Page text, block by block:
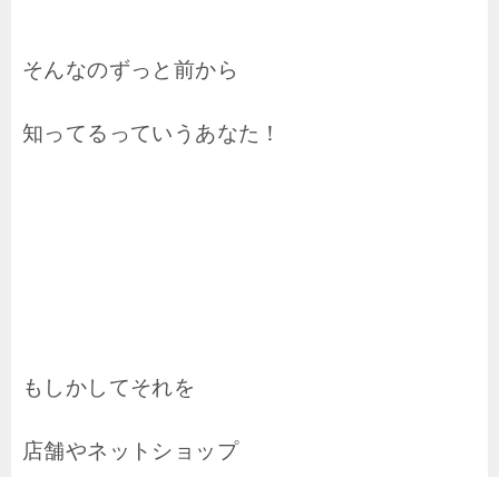
そんなのずっと前から
知ってるっていうあなた！
もしかしてそれを
店舗やネットショップ